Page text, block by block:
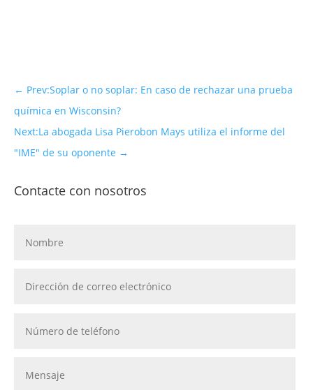
← Prev:Soplar o no soplar: En caso de rechazar una prueba
química en Wisconsin?
Next:La abogada Lisa Pierobon Mays utiliza el informe del
"IME" de su oponente →
Contacte con nosotros